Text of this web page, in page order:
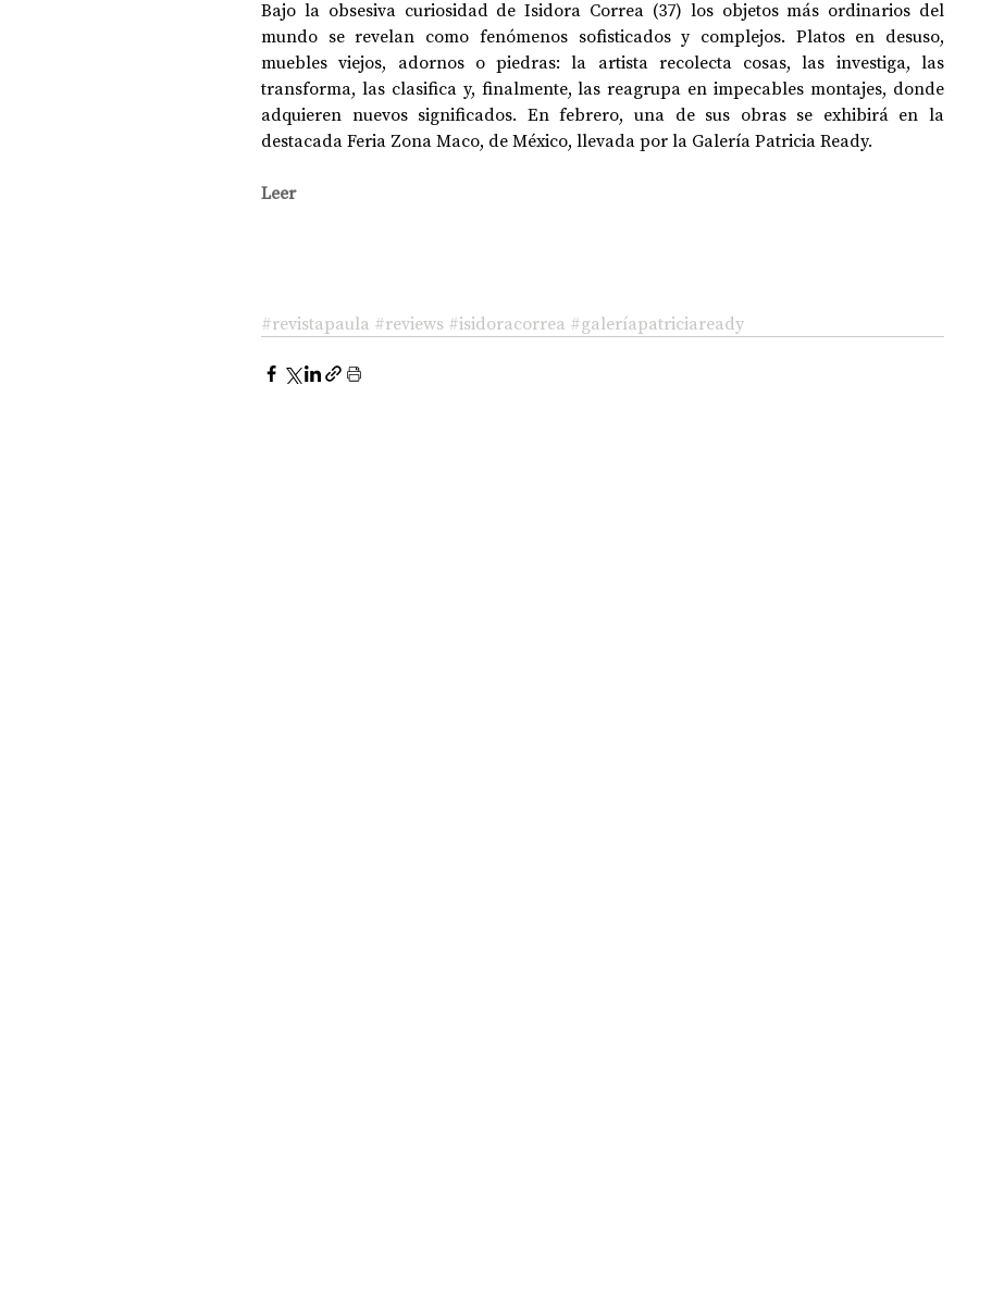
DOSSIER NOCHE DE LAS IDEAS ANTROPOLOGÍA 50 AÑOS DEL GOLPE
Bajo la obsesiva curiosidad de Isidora Correa (37) los objetos más ordinarios del
mundo se revelan como fenómenos sofisticados y complejos. Platos en desuso,
muebles viejos, adornos o piedras: la artista recolecta cosas, las investiga, las
transforma, las clasifica y, finalmente, las reagrupa en impecables montajes, donde
adquieren nuevos significados. En febrero, una de sus obras se exhibirá en la
destacada Feria Zona Maco, de México, llevada por la Galería Patricia Ready.
Leer
#revistapaula #reviews #isidoracorrea #galeríapatriciaready